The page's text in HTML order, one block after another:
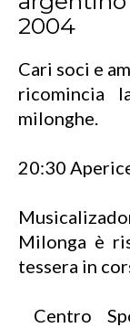
2004
Cari soci e
ricomincia
milonghe.
20:30
Milonga è
tessera in
Centro